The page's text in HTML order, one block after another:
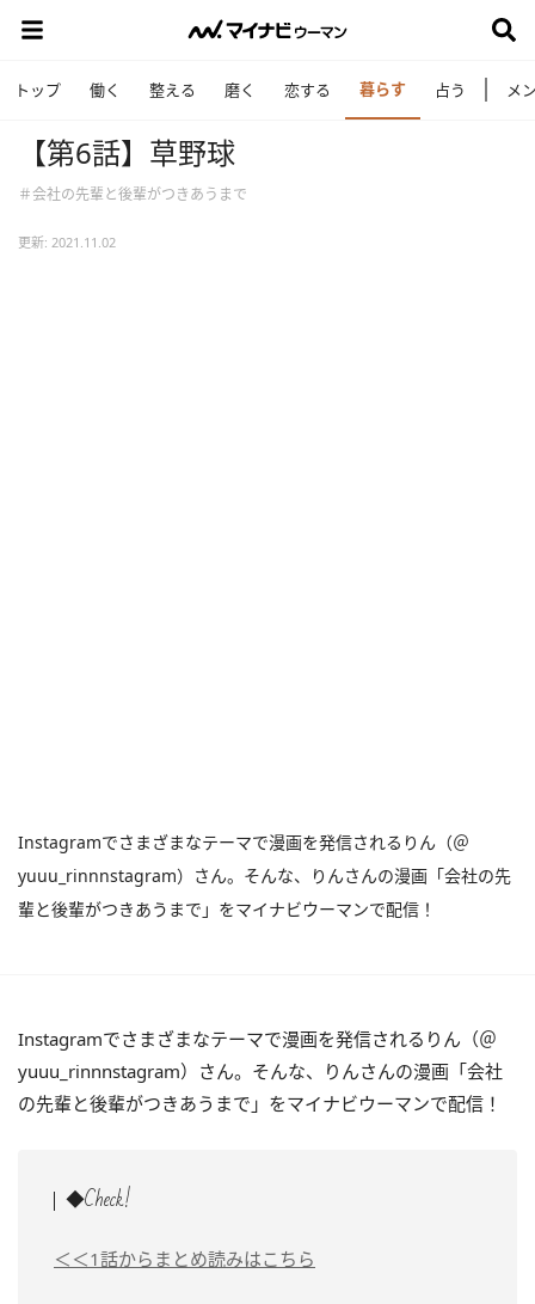
トップ 働く 整える 磨く 恋する 暮らす 占う メ
【第6話】草野球
＃会社の先輩と後輩がつきあうまで
更新: 2021.11.02
Instagramでさまざまなテーマで漫画を発信されるりん（＠
yuuu_rinnnstagram）さん。そんな、りんさんの漫画「会社の先
輩と後輩がつきあうまで」をマイナビウーマンで配信！
Instagramでさまざまなテーマで漫画を発信されるりん（＠
yuuu_rinnnstagram）さん。そんな、りんさんの漫画「会社
の先輩と後輩がつきあうまで」をマイナビウーマンで配信！
◆Check!
＜＜1話からまとめ読みはこちら